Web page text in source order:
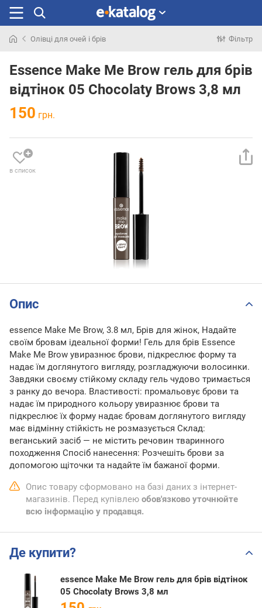
раніше
Олівці для очей і брів Фільтр
Essence Make Me Brow гель для брів
відтінок 05 Chocolaty Brows 3,8 мл
150 грн.
в список
Опис
essence Make Me Brow, 3.8 мл, Брів для жінок, Надайте
своїм бровам ідеальної форми! Гель для брів Essence
Make Me Brow увиразнює брови, підкреслює форму та
надає їм доглянутого вигляду, розгладжуючи волосинки.
Завдяки своєму стійкому складу гель чудово тримається
з ранку до вечора. Властивості: промальовує брови та
надає їм природного кольору увиразнює брови та
підкреслює їх форму надає бровам доглянутого вигляду
має відмінну стійкість не розмазується Склад:
веганський засіб — не містить речовин тваринного
походження Спосіб нанесення: Розчешіть брови за
допомогою щіточки та надайте їм бажаної форми.
Опис товару сформовано на базі даних з інтернет-
магазинів. Перед купівлею обов'язково уточнюйте
всю інформацію у продавця.
Де купити?
essence Make Me Brow гель для брів відтінок
05 Chocolaty Brows 3,8 мл